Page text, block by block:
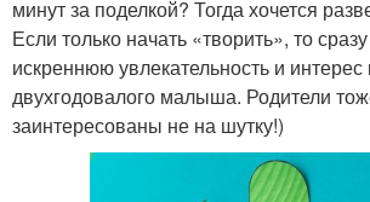
минут за поделкой? Тогда хочется
Если только начать «творить», то
искреннюю увлекательность и интерес
двухгодовалого малыша. Родители
заинтересованы не на шутку!)